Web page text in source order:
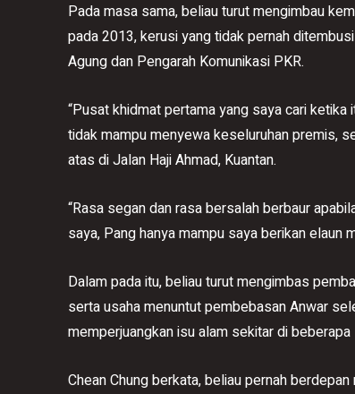
Pada masa sama, beliau turut mengimbau
pada 2013, kerusi yang tidak pernah
Agung dan Pengarah Komunikasi PKR.
“Pusat khidmat pertama yang saya cari ketika
tidak mampu menyewa keseluruhan premis,
atas di Jalan Haji Ahmad, Kuantan.
“Rasa segan dan rasa bersalah berbaur
saya, Pang hanya mampu saya berikan elaun
Dalam pada itu, beliau turut mengimbas
serta usaha menuntut pembebasan Anwar
memperjuangkan isu alam sekitar di
Chean Chung berkata, beliau pernah